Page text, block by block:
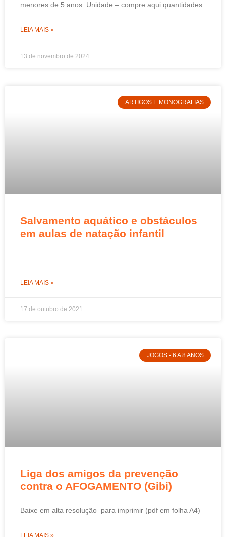
menores de 5 anos. Unidade – compre aqui quantidades
LEIA MAIS »
13 de novembro de 2024
ARTIGOS E MONOGRAFIAS
Salvamento aquático e obstáculos
em aulas de natação infantil
LEIA MAIS »
17 de outubro de 2021
JOGOS - 6 A 8 ANOS
Liga dos amigos da prevenção
contra o AFOGAMENTO (Gibi)
Baixe em alta resolução para imprimir (pdf em folha A4)
LEIA MAIS »